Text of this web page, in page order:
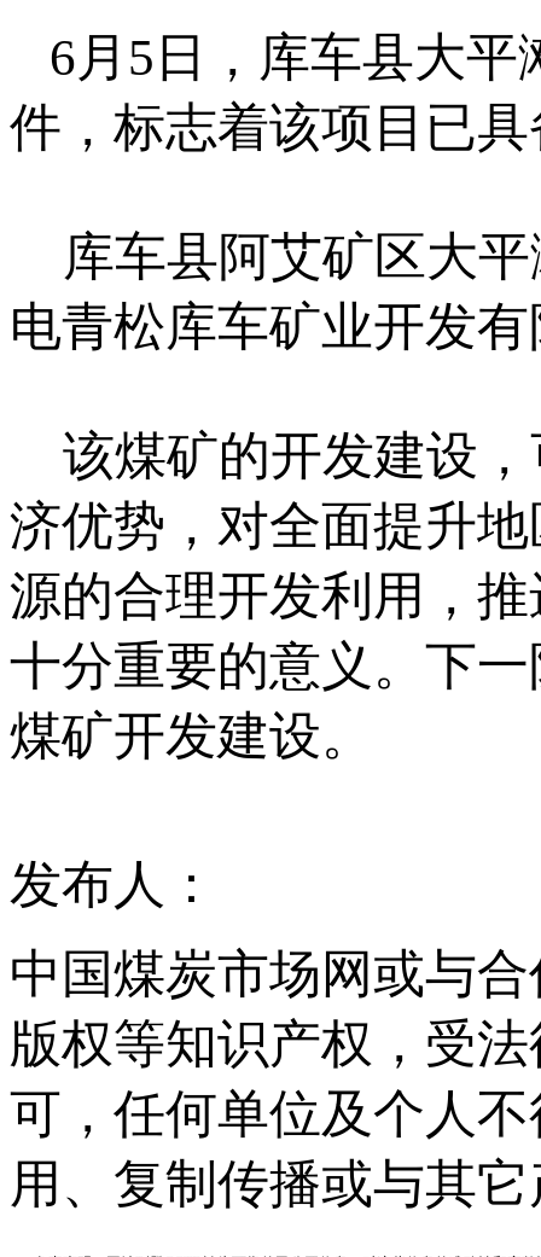
6月5日，库车县大平
件，标志着该项目已
库车县阿艾矿区大平
电青松库车矿业开发
该煤矿的开发建设，
济优势，对全面提升
源的合理开发利用，
十分重要的意义。下
煤矿开发建设。
发布人：
中国煤炭市场网或与
版权等知识产权，受
可，任何单位及个人
用、复制传播或与其